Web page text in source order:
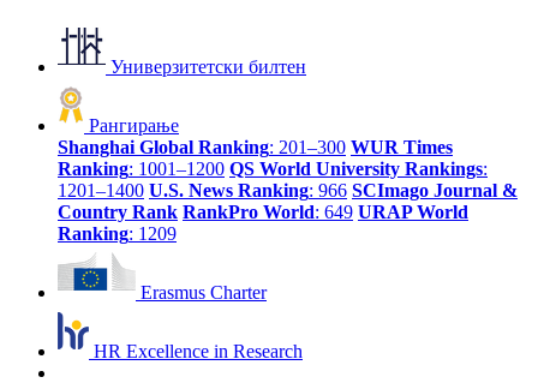
Универзитетски билтен
Рангирање
Shanghai Global Ranking: 201–300 WUR Times
Ranking: 1001–1200 QS World University Rankings:
1201–1400 U.S. News Ranking: 966 SCImago Journal &
Country Rank RankPro World: 649 URAP World
Ranking: 1209
Erasmus Charter
HR Excellence in Research